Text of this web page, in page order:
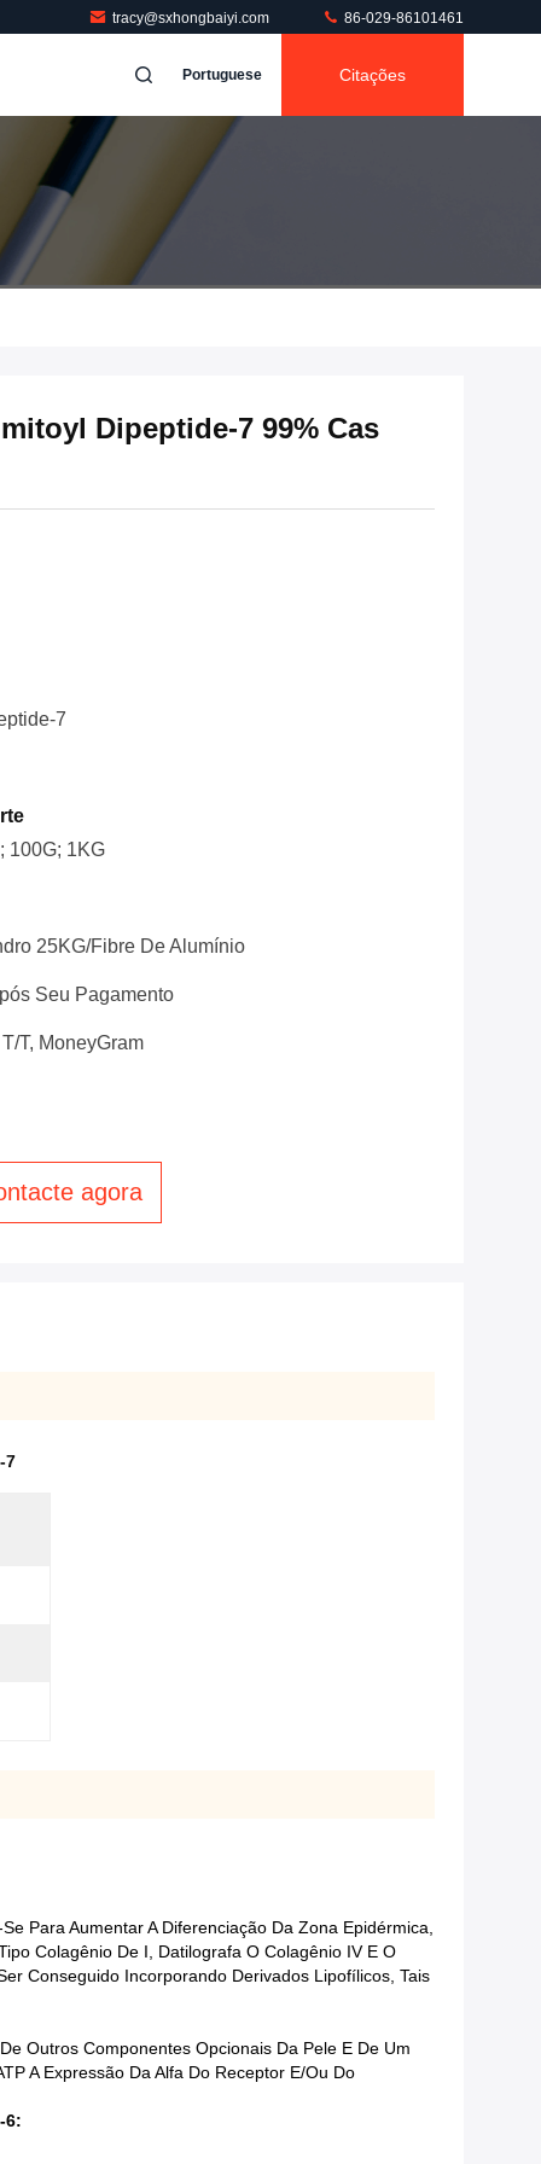
tracy@sxhongbaiyi.com 86-029-86101461
Portuguese Citações
Dipeptide-7 99% Cas
7
100G; 1KG
25KG/Fibre De Alumínio
Seu Pagamento
T, MoneyGram
agora
7
Para Aumentar A Diferenciação Da Zona Epidérmica,
Colagênio De I, Datilografa O Colagênio IV E O
Conseguido Incorporando Derivados Lipofílicos, Tais
Outros Componentes Opcionais Da Pele E De Um
A Expressão Da Alfa Do Receptor E/ou Do
6: